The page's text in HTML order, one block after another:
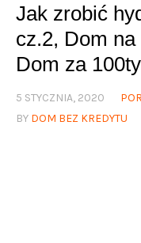
Jak zrobić
cz.2, Dom
Dom za
5 STYCZNIA, 2020
BY DOM BEZ KREDYTU